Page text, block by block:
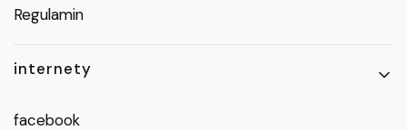
Regulamin
internety
facebook